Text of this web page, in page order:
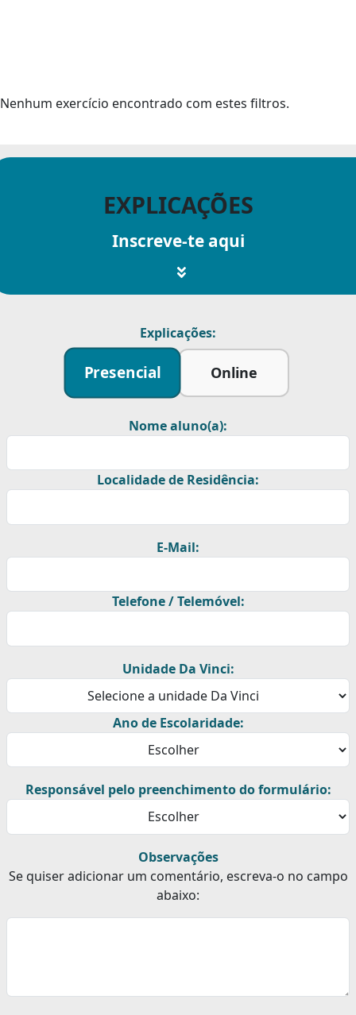
Nenhum exercício encontrado com estes filtros.
EXPLICAÇÕES
Inscreve-te aqui
Explicações:
Presencial Online
Nome aluno(a):
Localidade de Residência:
E-Mail:
Telefone / Telemóvel:
Unidade Da Vinci:
Ano de Escolaridade:
Responsável pelo preenchimento do formulário:
Observações
Se quiser adicionar um comentário, escreva-o no campo
abaixo: